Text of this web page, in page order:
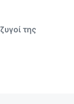
της